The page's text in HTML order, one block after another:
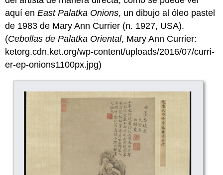
aquí enEast Palatka Onions, un dibujo al óleo pastel
de 1983 de Mary Ann Currier (n. 1927, USA).
(Cebollas de Palatka Oriental, Mary Ann Currier:
ketorg.cdn.ket.org/wp-content/uploads/2016/07/curri-
er-ep-onions1100px.jpg)